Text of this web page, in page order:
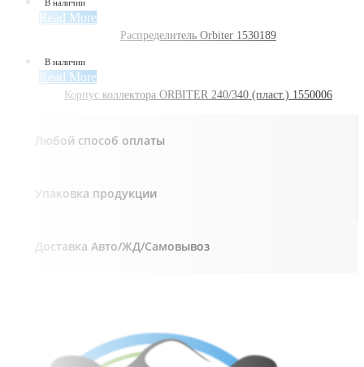
В наличии
Read More
Распределитель Orbiter 1530189
В наличии
Read More
Корпус коллектора ORBITER 240/340 (пласт.) 1550006
Любой способ оплаты
Упаковка продукции
Доставка Авто/ЖД/Самовывоз